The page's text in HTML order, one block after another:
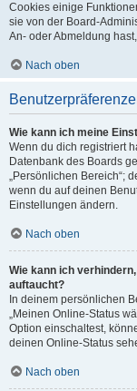
Cookies einige
sie von der Board-
An- oder Abmeldung
Nach oben
Wie kann ich meine
Wenn du dich registriert
Datenbank des Boards
„Persönlichen Bereich“;
wenn du auf deinen
Einstellungen ändern.
Nach oben
Wie kann ich
auftaucht?
In deinem persönlichen
„Meinen Online-Status
Option einschaltest,
deinen Online-Status
Nach oben